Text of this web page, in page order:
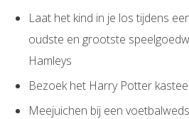
Laat het kind in je los tijdens
oudste en grootste
Hamleys
Bezoek het Harry Potter
Meejuichen bij een